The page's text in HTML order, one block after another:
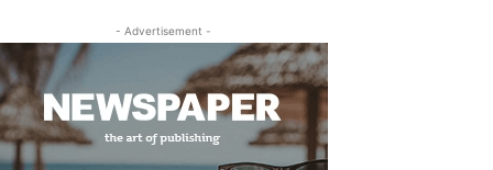
- Advertisement -